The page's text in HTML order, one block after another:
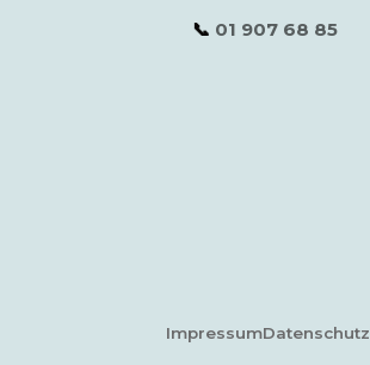
📞 01 907 68 85
ImpressumDatenschutz